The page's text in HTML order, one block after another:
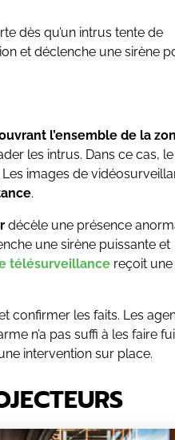
dès qu’un intrus tente de
et déclenche une sirène
l’ensemble de la
les intrus. Dans ce cas, le
images de
.
décèle une présence
une sirène puissante et
télésurveillancereçoit une
confirmer les faits. Les
n’a pas suffi à les faire
intervention sur place.